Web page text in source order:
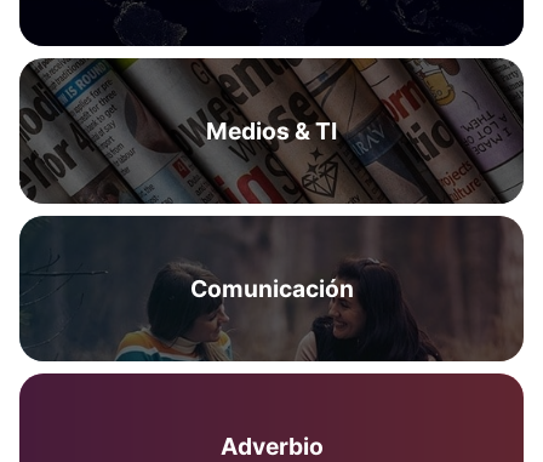
Medios & TI
Comunicación
Adverbio